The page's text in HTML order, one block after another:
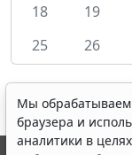
18
19
25
26
Мы
браузера и
аналитики в